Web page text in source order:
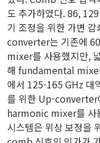
도 추가하였다. 86,
기 조정을 위한 가변
converter는 기존에
mixer를 사용했지만,
해 fundamental
에서 125-165 GHz 대
를 위한 Up-converter
harmonic mixer를 사
시스템은 위상 보정을